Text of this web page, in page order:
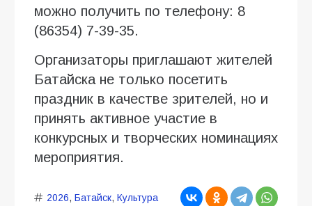
можно получить по телефону: 8
(86354) 7-39-35.
Организаторы приглашают жителей
Батайска не только посетить
праздник в качестве зрителей, но и
принять активное участие в
конкурсных и творческих номинациях
мероприятия.
2026, Батайск, Культура